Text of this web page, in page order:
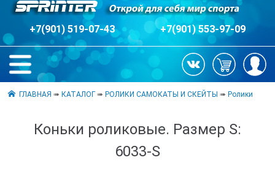
+7(901) 519-07-43 +7(901) 553-97-09
ГЛАВНАЯ ➠КАТАЛОГ ➠РОЛИКИ САМОКАТЫ И СКЕЙТЫ ➠Ролики
Коньки роликовые. Размер S:
6033-S